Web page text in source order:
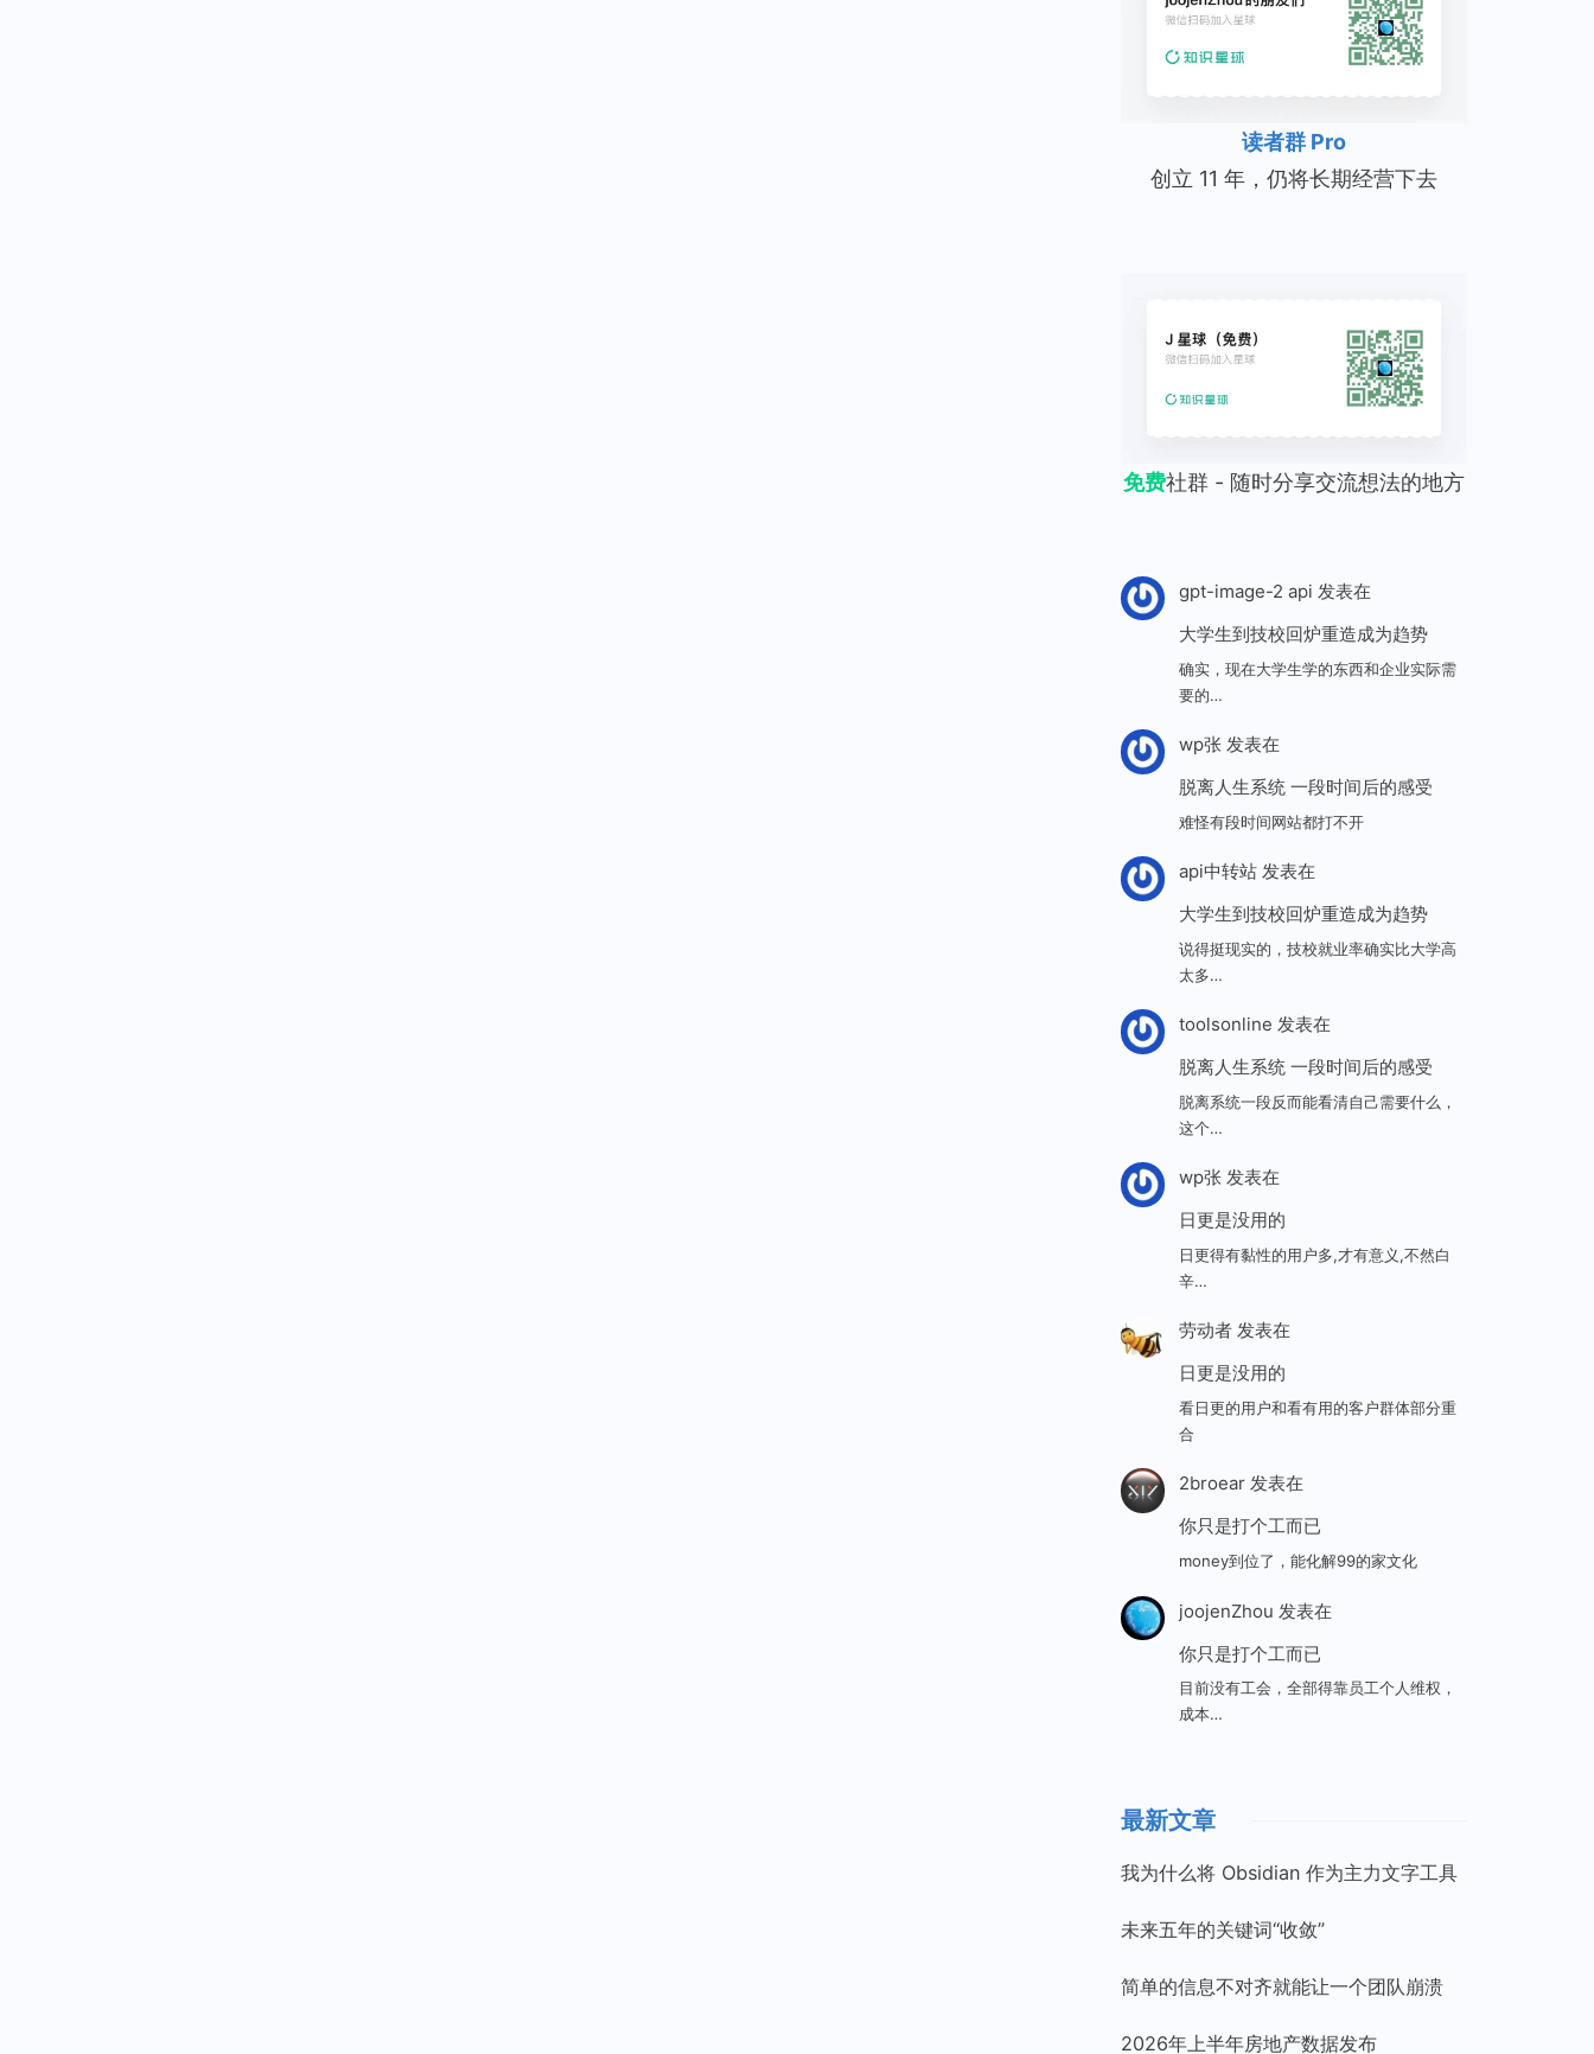
读者群 Pro
创立 11 年，仍将长期经营下去
免费社群 - 随时分享交流想法的地方
gpt-image-2 api 发表在
大学生到技校回炉重造成为趋势
确实，现在大学生学的东西和企业实际需
要的…
wp张发表在
脱离人生系统 一段时间后的感受
难怪有段时间网站都打不开
api中转站发表在
大学生到技校回炉重造成为趋势
说得挺现实的，技校就业率确实比大学高
太多…
toolsonline 发表在
脱离人生系统 一段时间后的感受
脱离系统一段反而能看清自己需要什么，
这个…
wp张发表在
日更是没用的
日更得有黏性的用户多,才有意义,不然白
辛…
劳动者发表在
日更是没用的
看日更的用户和看有用的客户群体部分重
合
2broear发表在
你只是打个工而已
money到位了，能化解99的家文化
joojenZhou 发表在
你只是打个工而已
目前没有工会，全部得靠员工个人维权，
成本…
最新文章
我为什么将 Obsidian 作为主力文字工具
未来五年的关键词“收敛”
简单的信息不对齐就能让一个团队崩溃
2026年上半年房地产数据发布